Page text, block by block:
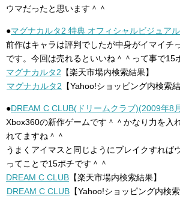
ウマだったと思います＾＾
●マグナカルタ2 特典 オフィシャルビジュア
前作はキャラは評判でしたが中身がイマイチ
です。今回は売れるといいね＾＾って事で15
マグナカルタ2 【楽天市場内検索結果】
マグナカルタ2 【Yahoo!ショッピング内検索結
●DREAM C CLUB(ドリームクラブ)(2009年8
Xbox360の新作ゲームです＾＾かなり力を入
れてますね＾＾
うまくアイマスと同じようにブレイクすれば
ってことで15ポチです＾＾
DREAM C CLUB 【楽天市場内検索結果】
DREAM C CLUB 【Yahoo!ショッピング内検索